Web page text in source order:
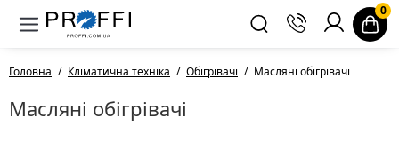
0
Головна Кліматична техніка Обігрівачі Масляні обігрівачі
Масляні обігрівачі